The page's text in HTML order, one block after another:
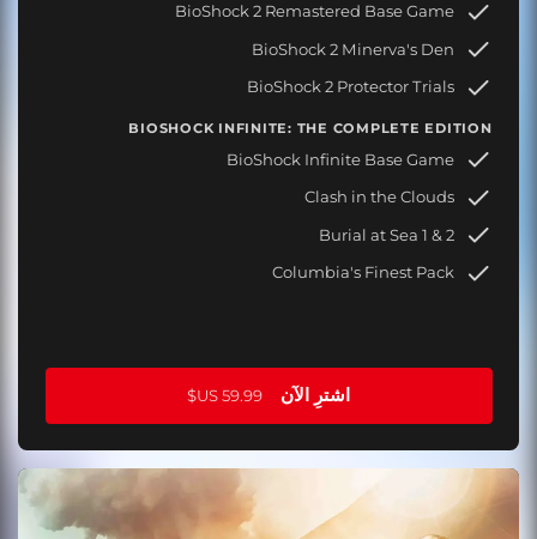
BioShock 2 Remastered Base Game
BioShock 2 Minerva's Den
BioShock 2 Protector Trials
BIOSHOCK INFINITE: THE COMPLETE EDITION
BioShock Infinite Base Game
Clash in the Clouds
Burial at Sea 1 & 2
Columbia's Finest Pack
اشترِ الآن